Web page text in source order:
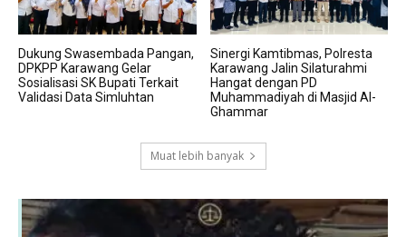
Dukung Swasembada Pangan,
DPKPP Karawang Gelar
Sosialisasi SK Bupati Terkait
Validasi Data Simluhtan
Sinergi Kamtibmas, Polresta
Karawang Jalin Silaturahmi
Hangat dengan PD
Muhammadiyah di Masjid Al-
Ghammar
Muat lebih banyak